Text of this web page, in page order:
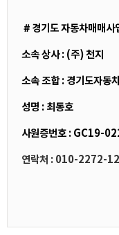
＃경기도 자동차매매사
소속 상사 : (주) 천지
소속 조합 : 경기도자동
성명 : 최동호
사원증번호 : GC19-
연락처 : 010-2272-